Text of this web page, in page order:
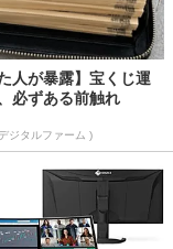
人が暴露】宝くじ運
必ずある前触れ
ジタルファーム )